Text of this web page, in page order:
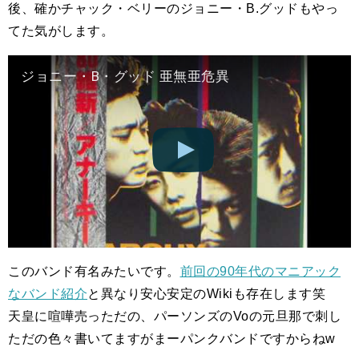
後、確かチャック・ベリーのジョニー・B.グッドもやっ
てた気がします。
ジョニー・B・グッド 亜無亜危異
このバンド有名みたいです。 前回の90年代のマニアック
なバンド紹介と異なり安心安定のWikiも存在します笑
天皇に喧嘩売っただの、パーソンズのVoの元旦那で刺し
ただの色々書いてますがまーパンクバンドですからねw